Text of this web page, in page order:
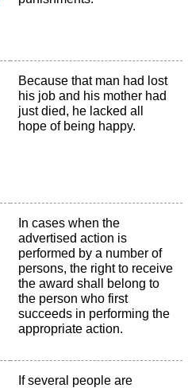
Because that man had lost
his job and his mother had
just died, he lacked all
hope of being happy.
In cases when the
advertised action is
performed by a number of
persons, the right to receive
the award shall belong to
the person who first
succeeds in performing the
appropriate action.
If several people are